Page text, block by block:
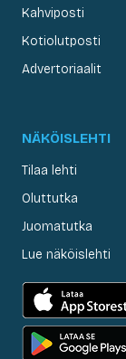
Kahviposti
Kotiolutposti
Advertoriaalit
NÄKÖISLEHTI
Tilaa lehti
Oluttutka
Juomatutka
Lue näköislehti